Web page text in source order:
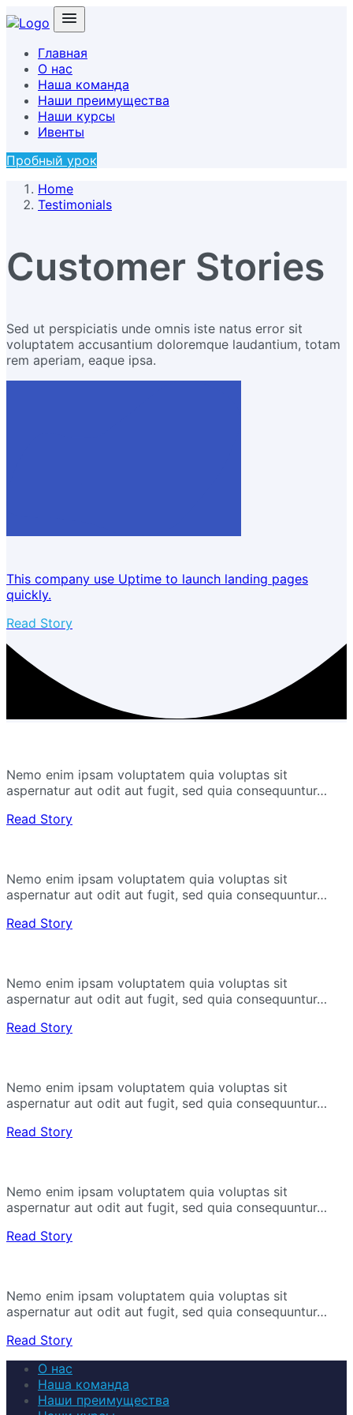
Главная
О нас
Наша команда
Наши преимущества
Наши курсы
Ивенты
Пробный урок
Home
Testimonials
Customer Stories
Sed ut perspiciatis unde omnis iste natus error sit
voluptatem accusantium doloremque laudantium, totam
rem aperiam, eaque ipsa.
This company use Uptime to launch landing pages
quickly.
Read Story
Nemo enim ipsam voluptatem quia voluptas sit
aspernatur aut odit aut fugit, sed quia consequuntur…
Read Story
Nemo enim ipsam voluptatem quia voluptas sit
aspernatur aut odit aut fugit, sed quia consequuntur…
Read Story
Nemo enim ipsam voluptatem quia voluptas sit
aspernatur aut odit aut fugit, sed quia consequuntur…
Read Story
Nemo enim ipsam voluptatem quia voluptas sit
aspernatur aut odit aut fugit, sed quia consequuntur…
Read Story
Nemo enim ipsam voluptatem quia voluptas sit
aspernatur aut odit aut fugit, sed quia consequuntur…
Read Story
Nemo enim ipsam voluptatem quia voluptas sit
aspernatur aut odit aut fugit, sed quia consequuntur…
Read Story
О нас
Наша команда
Наши преимущества